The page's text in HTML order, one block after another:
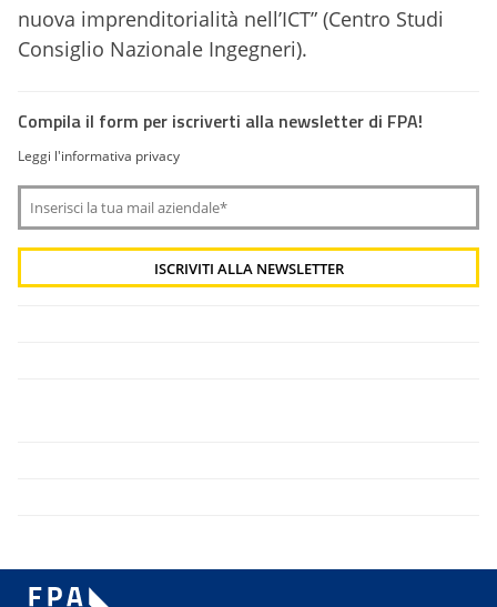
nuova imprenditorialità nell’ICT” (Centro Studi
Consiglio Nazionale Ingegneri).
Compila il form per iscriverti alla newsletter di FPA!
Leggi l'informativa privacy